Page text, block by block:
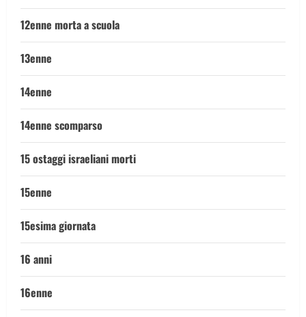
12enne morta a scuola
13enne
14enne
14enne scomparso
15 ostaggi israeliani morti
15enne
15esima giornata
16 anni
16enne